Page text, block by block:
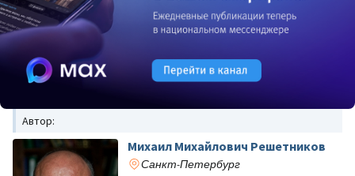
Автор:
Михаил Михайлович Решетников
Санкт-Петербург